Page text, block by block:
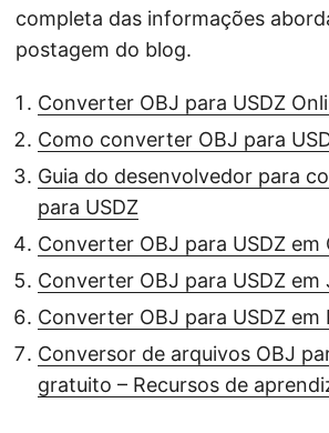
completa das informações
postagem do blog.
Converter OBJ para USDZ
Como converter OBJ para
Guia do desenvolvedor para
para USDZ
Converter OBJ para USDZ em
Converter OBJ para USDZ em
Converter OBJ para USDZ em
Conversor de arquivos OBJ
gratuito – Recursos de